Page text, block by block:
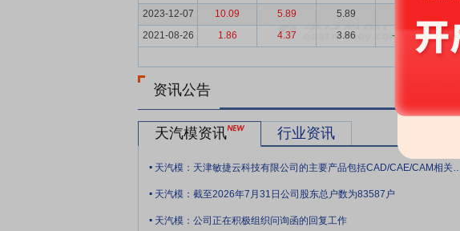
要点7：技术优势
汽车覆盖件模具设计、生产的各个环节对
地位，集多年实践经验，公司建成了囊括车身所有冲压件的工
司达到了国际先进水平，实现了100%的制件CAE分析、
面，公司拥有多种先进的测量手段，所采用的数码照相、光学
要点8：装备优势
通过近几年大力度的投资改造，公司现已
网、CAE/CAD/CAM产品数据网互连，达到了电子信息交换和
等，公司装备规模居于国际领先地位。
经过多年的发展，公司形成了稳定的人才
才结构铸就了本公司一流的技术研发水平。
要点10： 一体化优势
公司按照“统一市场、统一设计、统一
2023-12-07
10.09 5.89 5.89
2021-08-26
1.86 4.37 3.86 -11.67
资讯公告
天汽模资讯 行业资讯
. 天汽模：天津敏捷云科技有限公司的主要产品包括
. 天汽模：截至2026年7月31日公司股东总户数为83587户
. 天汽模：公司正在积极组织问询函的回复工作